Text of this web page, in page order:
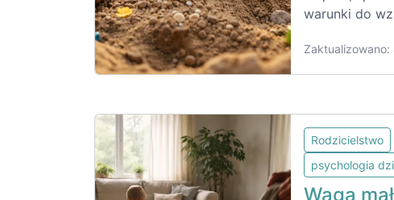
warunki do
Zaktualizowano:
Rodzicielstwo
psychologia
Waga